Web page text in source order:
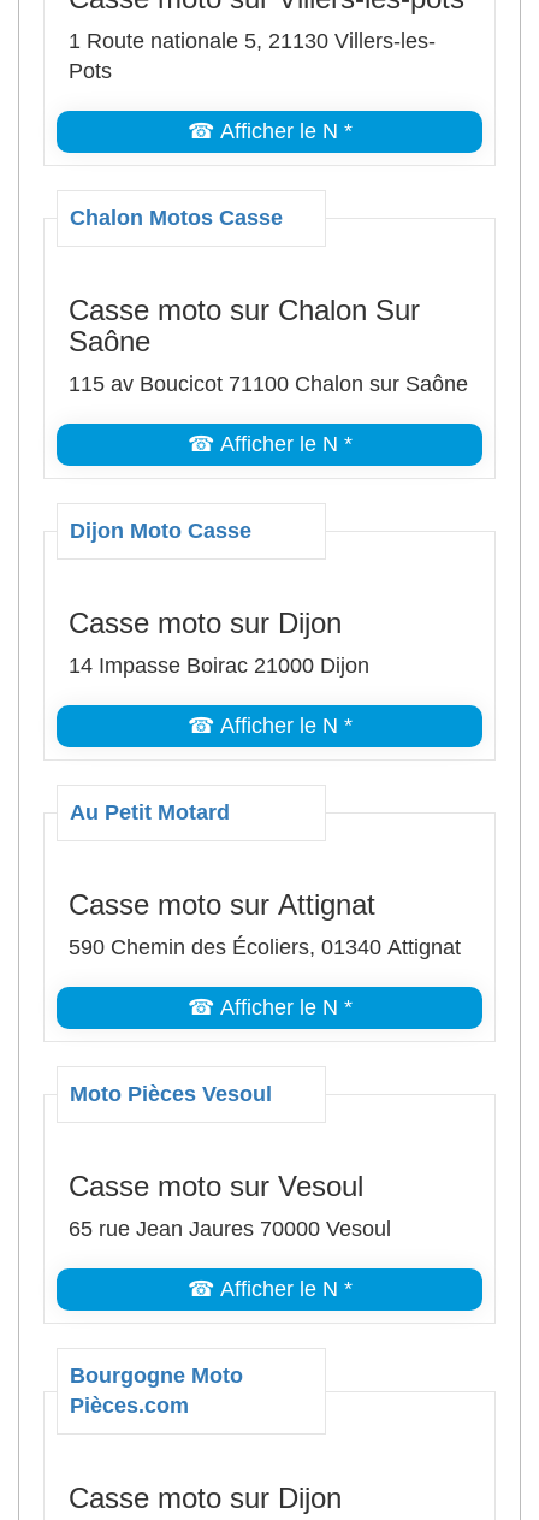
1 Route nationale 5, 21130 Villers-les-
Pots
☎ Afficher le N *
Chalon Motos Casse
Casse moto sur Chalon Sur
Saône
115 av Boucicot 71100 Chalon sur Saône
☎ Afficher le N *
Dijon Moto Casse
Casse moto sur Dijon
14 Impasse Boirac 21000 Dijon
☎ Afficher le N *
Au Petit Motard
Casse moto sur Attignat
590 Chemin des Écoliers, 01340 Attignat
☎ Afficher le N *
Moto Pièces Vesoul
Casse moto sur Vesoul
65 rue Jean Jaures 70000 Vesoul
☎ Afficher le N *
Bourgogne Moto
Pièces.com
Casse moto sur Dijon